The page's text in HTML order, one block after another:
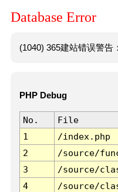
Database Error
(1040) 365建站错误警告
PHP Debug
No. File
1
/index.php
2
/source/
3
/source/
4
/source/